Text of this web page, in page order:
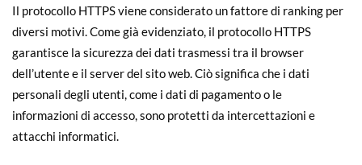
Il protocollo HTTPS viene considerato un fattore di ranking per
diversi motivi. Come già evidenziato, il protocollo HTTPS
garantisce la sicurezza dei dati trasmessi tra il browser
dell’utente e il server del sito web. Ciò significa che i dati
personali degli utenti, come i dati di pagamento o le
informazioni di accesso, sono protetti da intercettazioni e
attacchi informatici.